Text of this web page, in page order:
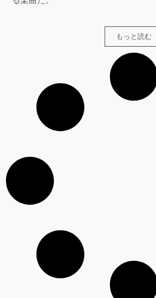
もっと読む